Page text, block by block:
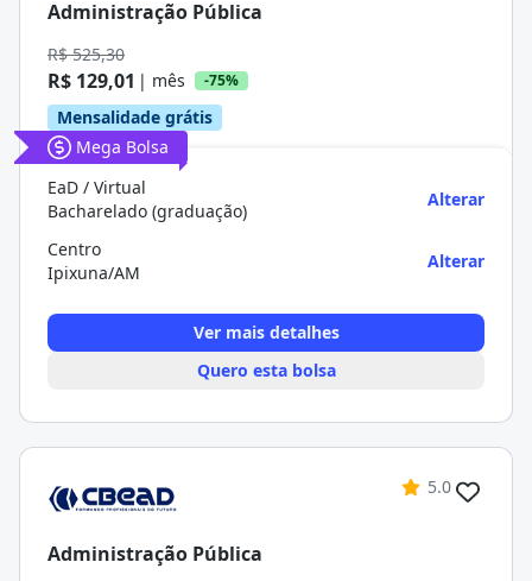
Administração Pública
R$ 525,30
R$ 129,01 | mês -75%
Mensalidade grátis
Mega Bolsa
EaD / Virtual
Bacharelado (graduação)
Alterar
Centro
Ipixuna/AM
Alterar
Ver mais detalhes
Quero esta bolsa
5.0
Administração Pública